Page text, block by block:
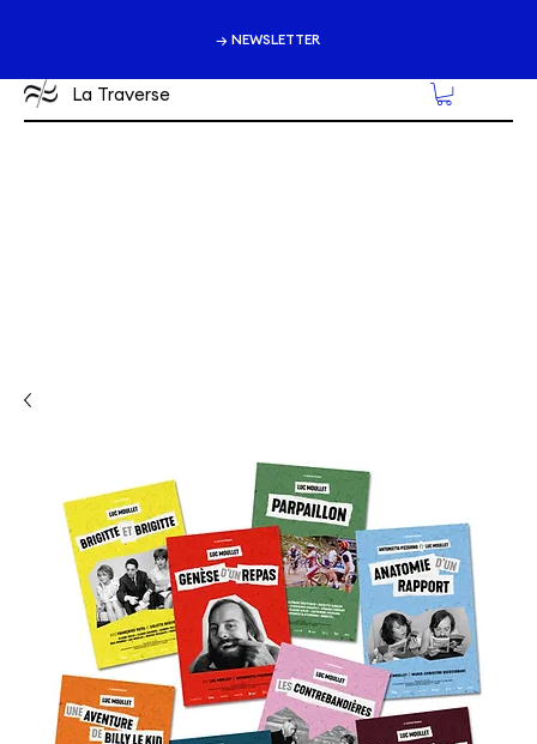
→ NEWSLETTER
La Traverse